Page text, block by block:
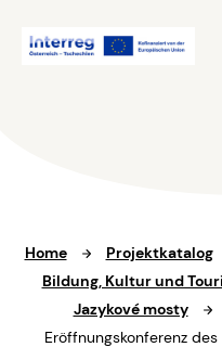
Home Projektkatalog
Bildung, Kultur und
Jazykové mosty
Eröffnungskonferenz